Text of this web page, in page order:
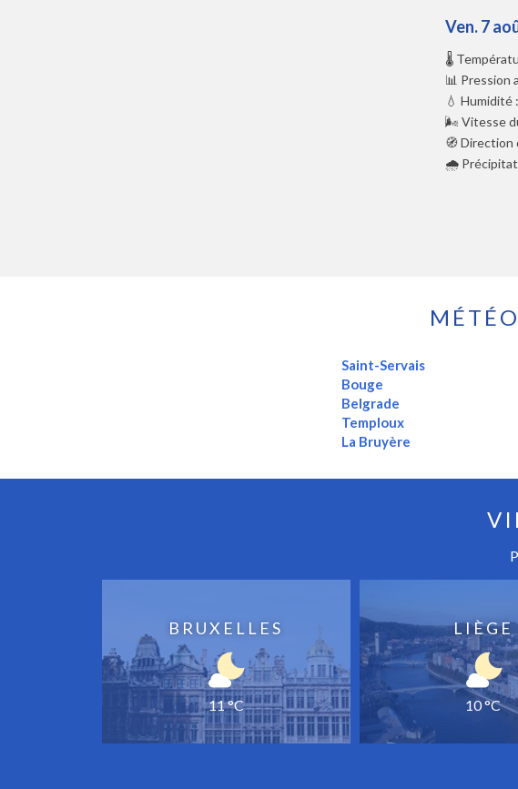
Ven. 7
🌡️
📊 Pression
💧 Humidité :
🌬️ Vitesse
🧭 Direction
🌧️
Saint-Servais
Bouge
Belgrade
Temploux
La Bruyère
BRUXELLES
11 °C
LIÈGE
10 °C